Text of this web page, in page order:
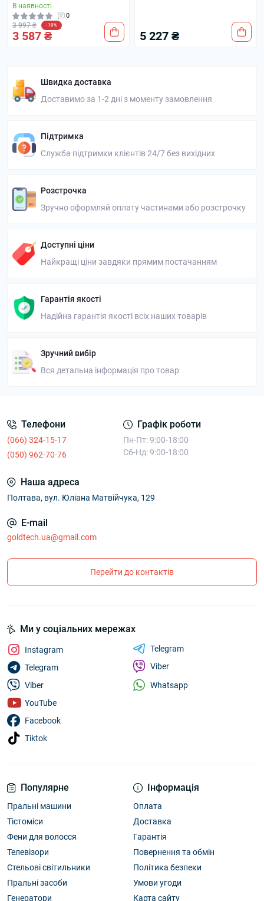
В наявності
0
3 997 ₴ -10%
3 587 ₴ 5 227 ₴
Швидка доставка
Доставимо за 1-2 дні з моменту замовлення
Підтримка
Служба підтримки клієнтів 24/7 без вихідних
Розстрочка
Зручно оформляй оплату частинами або розстрочку
Доступні ціни
Найкращі ціни завдяки прямим постачанням
Гарантія якості
Надійна гарантія якості всіх наших товарів
Зручний вибір
Вся детальна інформація про товар
Телефони
(066) 324-15-17
(050) 962-70-76
Графік роботи
Пн-Пт: 9:00-18:00
Сб-Нд: 9:00-18:00
Наша адреса
Полтава, вул. Юліана Матвійчука, 129
E-mail
goldtech.ua@gmail.com
Перейти до контактів
Популярне
Пральні машини
Тістоміси
Фени для волосся
Телевізори
Стельові світильники
Пральні засоби
Генератори
Інформація
Оплата
Доставка
Гарантія
Повернення та обмін
Політика безпеки
Умови угоди
Карта сайту
Ми у соціальних мережах
Instagram
Telegram
Viber
YouTube
Facebook
Tiktok
Telegram
Viber
Whatsapp